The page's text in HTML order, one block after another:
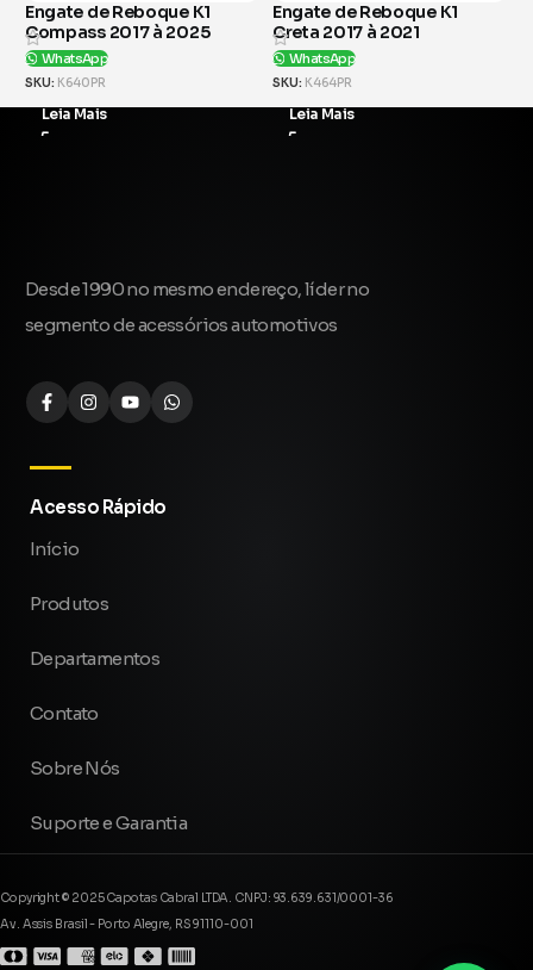
Engate de Reboque K1
Creta 2017 à 2021
WhatsApp
SKU:
Leia Mais
Engate de Reboque K1
Triton 2008 à 2018
WhatsApp
SKU:
Leia Mais
Desde 1990 no mesmo endereço, líder no
segmento de acessórios automotivos
Acesso Rápido
Início
Produtos
Departamentos
Contato
Sobre Nós
Suporte e Garantia
Copyright © 2025 Capotas Cabral LTDA. CNPJ: 93.639.631/0001-36
Av. Assis Brasil - Porto Alegre, RS 91110-001